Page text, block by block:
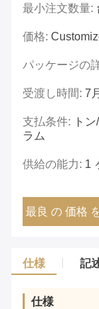
最小注文数量:
価格:
パッケージの
受渡し時間: 7
支払条件:
ト
ラム
供給の能力: 1
最良 の 価格
仕様 記
仕様